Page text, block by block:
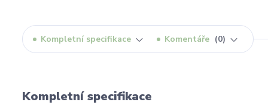
Kompletní specifikace Komentáře 0
Kompletní specifikace